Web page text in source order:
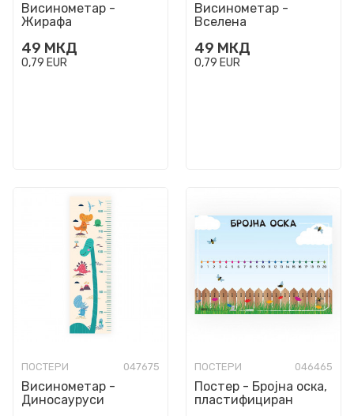
Висинометар -
Жирафа
49 МКД
0,79 EUR
Висинометар -
Вселена
49 МКД
0,79 EUR
ПОСТЕРИ 047675
Висинометар -
Диносауруси
ПОСТЕРИ 046465
Постер - Бројна оска,
пластифициран